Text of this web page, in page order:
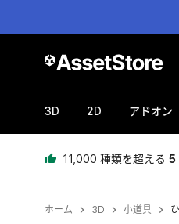
3D 2D アドオン
11,000 種類を超える 5
ホーム 3D 小道具